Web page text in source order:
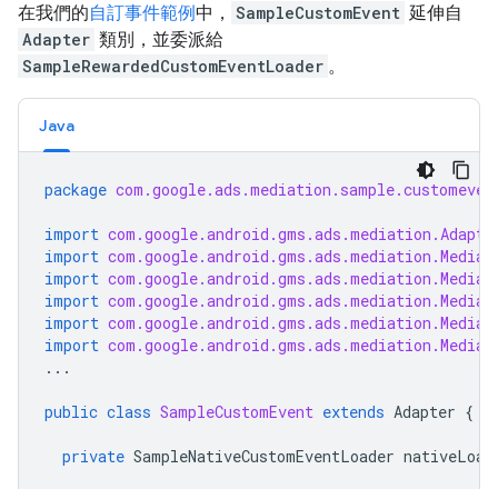
在我們的自訂事件範例中， SampleCustomEvent 延伸自
Adapter 類別，並委派給
SampleRewardedCustomEventLoader 。
Java
package
import
import
import
import
import
import
...
public class SampleCustomEvent extends Adapter {
private SampleNativeCustomEventLoader